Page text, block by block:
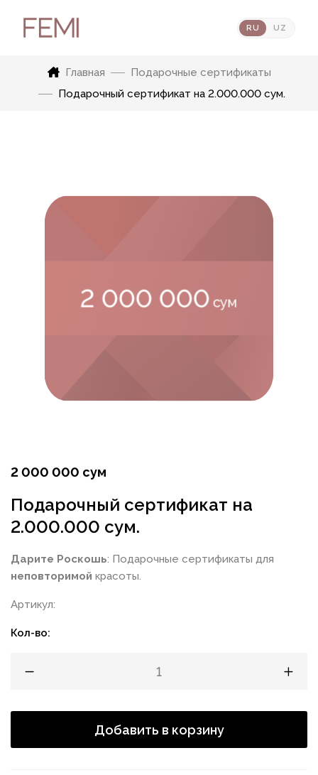
RU UZ
Главная
Подарочные сертификаты
Подарочный сертификат на 2.000.000 сум.
2 000 000 сум
2 000 000 сум
Подарочный сертификат на
2.000.000 сум.
Дарите Роскошь: Подарочные сертификаты для
неповторимой красоты.
Артикул:
Кол-во:
Добавить в корзину